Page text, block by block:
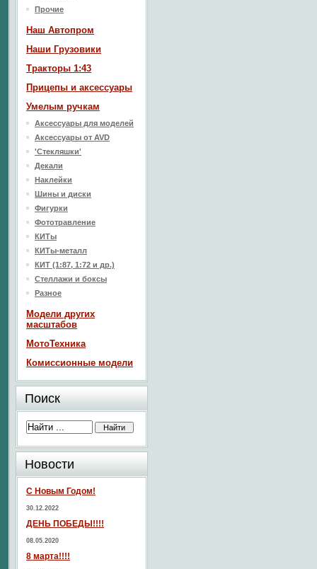
Прочие
Наш Aвтопром
Наши Грузовики
Тракторы 1:43
Прицепы и аксессуары
Умелым ручкам
Аксессуары для моделей
Аксессуары от AVD
'Стекляшки'
Декали
Наклейки
Шины и диски
Фигурки
Фототравление
КИТы
КИТы-металл
КИТ (1:87, 1:72 и др.)
Стеллажи и боксы
Разное
Модели других
масштабов
МотоТехника
Комиссионные модели
Поиск
Новости
С Новым Годом!
30.12.2022
ДЕНЬ ПОБЕДЫ!!!!
08.05.2020
8 марта!!!!